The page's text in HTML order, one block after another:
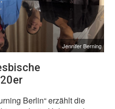
Jennifer Berning
Berlin“ erzählt die